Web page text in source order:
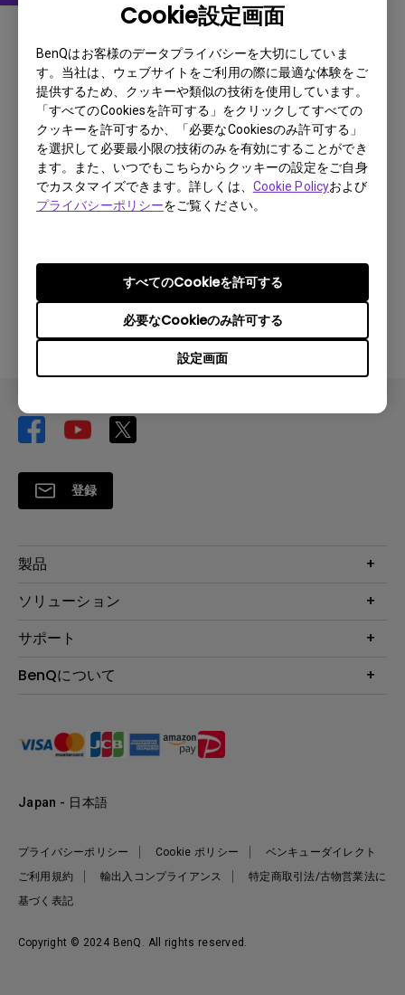
Cookie設定画面
BenQはお客様のデータプライバシーを大切にしていま
す。当社は、ウェブサイトをご利用の際に最適な体験をご
提供するため、クッキーや類似の技術を使用しています。
「すべてのCookiesを許可する」をクリックしてすべての
クッキーを許可するか、「必要なCookiesのみ許可する」
を選択して必要最小限の技術のみを有効にすることができ
ます。また、いつでもこちらからクッキーの設定をご自身
でカスタマイズできます。詳しくは、 Cookie Policyおよび
プライバシーポリシーをご覧ください。
設定画面
必要なCookieのみ許可する
すべてのCookieを許可する
WHQL driver
OS:
Windows
OS Version:Window 7/8/10
バージョン:MP
更新:2019/08/18
ファイルサイズ:9.12 KB
上記のいずれかのソフトウェアを使用することにより、
エンドユーザー使用許諾契約の条項
意したものとみなされます。
登録
製品
プロジェクター
照明
Webカメラ
ソリューション
ビジネス向け
知識ページ
AQCOLOR
e-Sports
サポート
サポート
製品保守サービス終了のご案内
BenQについて
リーダーシップ
ニュース
Copyright © 2024 BenQ. All rights reserved.
プライバシーポリシー Cookie ポリシー
ベンキューダイレクト
ご利用規約
輸出入コンプライアンス
特定商取引法/古物営業法に
基づく表記
Japan - 日本語